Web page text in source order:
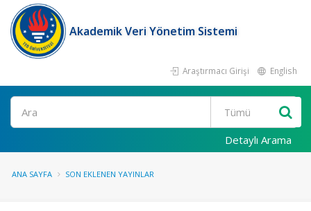
Akademik Veri Yönetim Sistemi
Araştırmacı Girişi English
Ara
Detaylı Arama
ANA SAYFA SON EKLENEN YAYINLAR